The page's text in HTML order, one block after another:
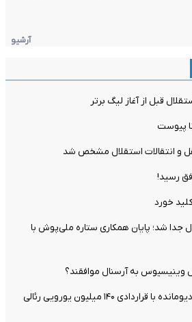
آرشیو
قبل از آغاز لیگ برتر
پیوست
و انتقالات استقلال مشخص شد
رسید!
خورد
جدا شد؛ پایان همکاری ستاره ملی‌پوش با
وینیسیوس به آرسنال موافقند؟
توافق نهایی با لایپزیگ: دیومانده با قراردادی ۱۴۰ میلیون یورویی رئالی